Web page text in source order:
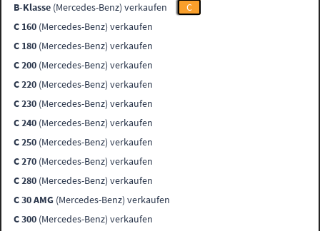
B-Klasse (Mercedes-Benz) verkaufen
C
C 160 (Mercedes-Benz) verkaufen
C 180 (Mercedes-Benz) verkaufen
C 200 (Mercedes-Benz) verkaufen
C 220 (Mercedes-Benz) verkaufen
C 230 (Mercedes-Benz) verkaufen
C 240 (Mercedes-Benz) verkaufen
C 250 (Mercedes-Benz) verkaufen
C 270 (Mercedes-Benz) verkaufen
C 280 (Mercedes-Benz) verkaufen
C 30 AMG (Mercedes-Benz) verkaufen
C 300 (Mercedes-Benz) verkaufen